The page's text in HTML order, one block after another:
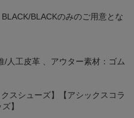
BLACKのみのご用意とな
/人工皮革 、アウター素材：ゴム
スシューズ】【アシックスコラ
】